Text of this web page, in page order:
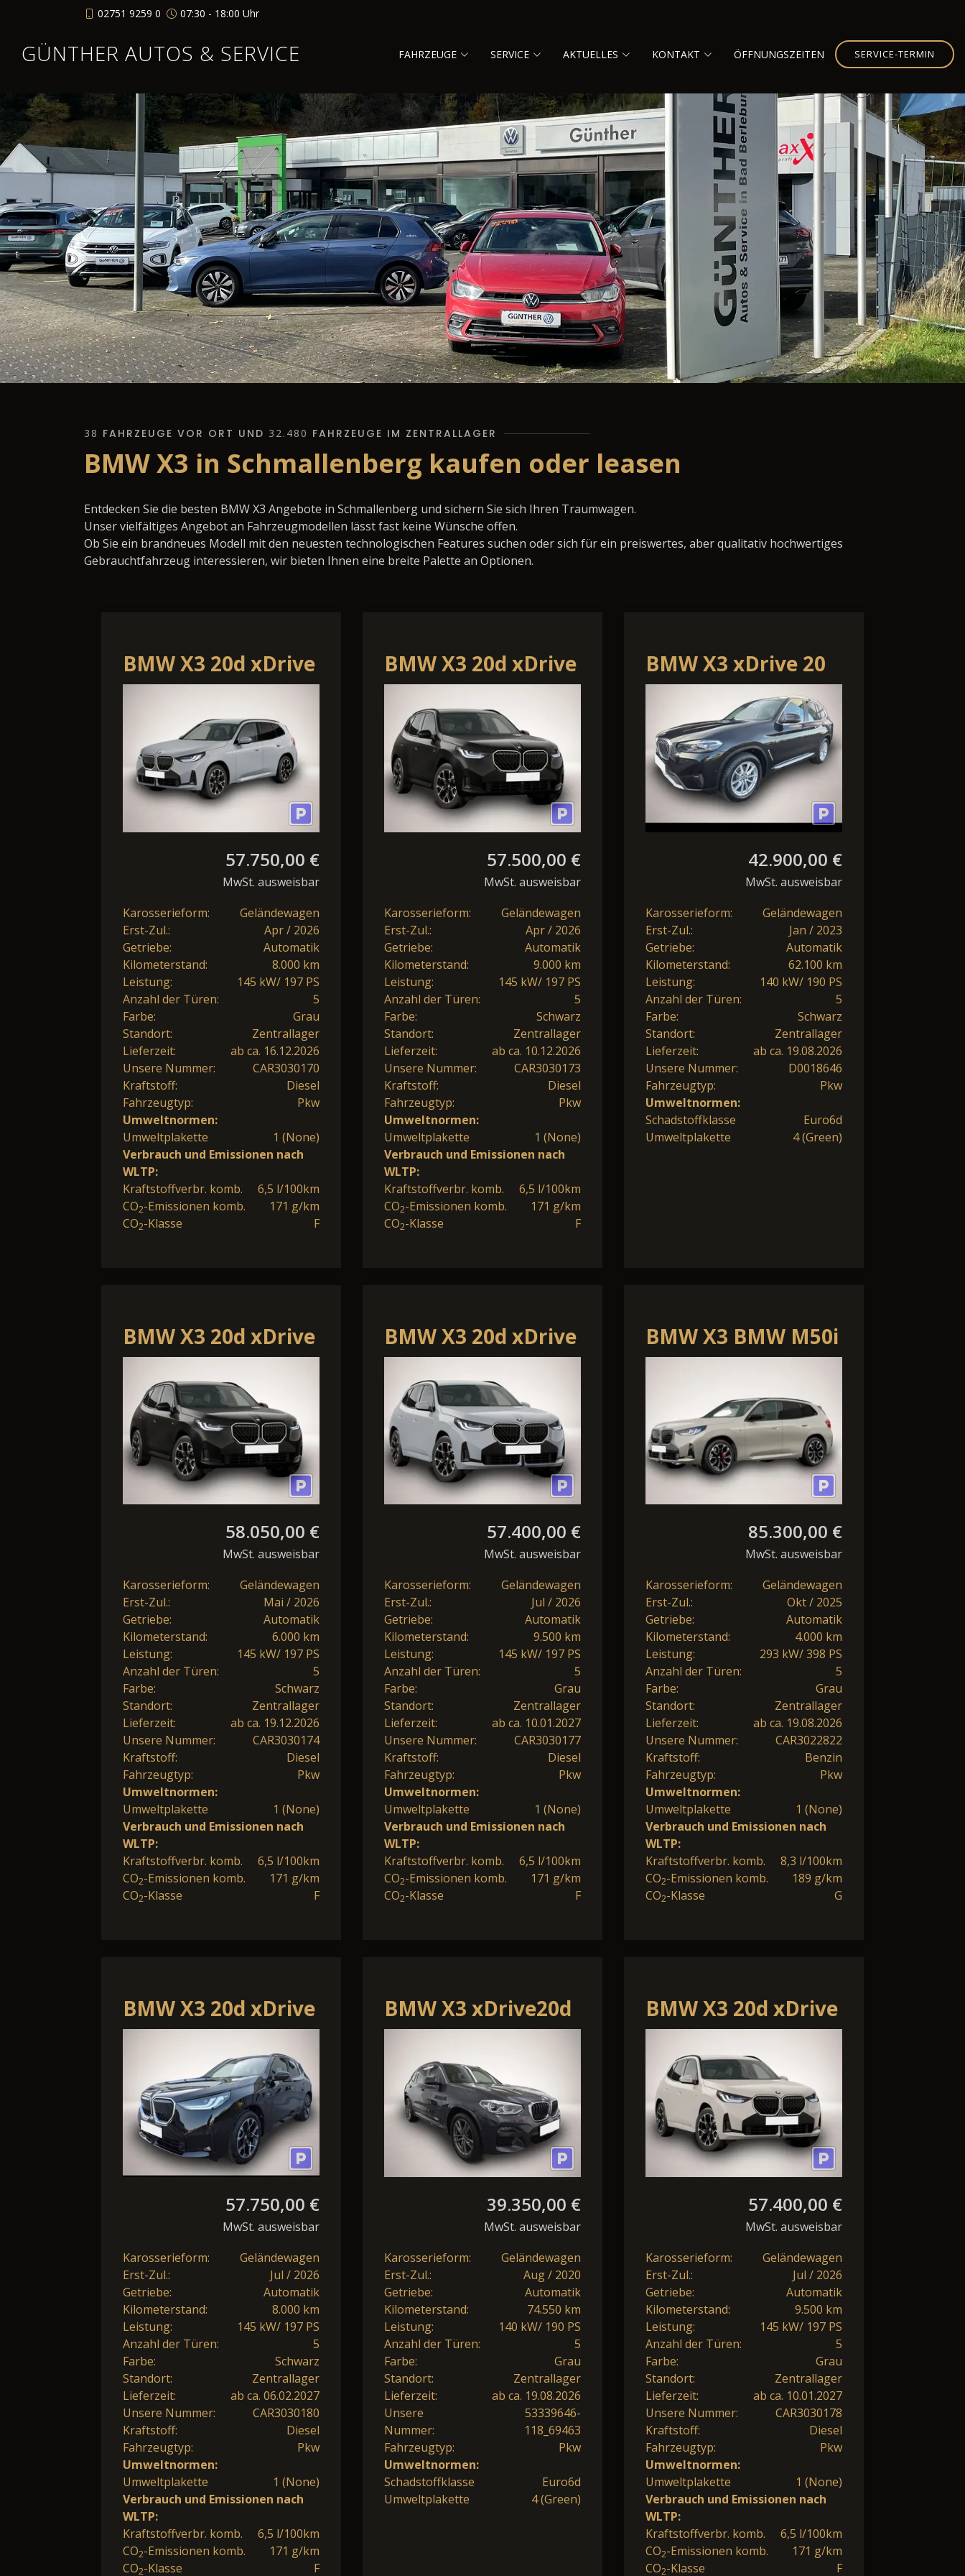
02751 9259 0 07:30 - 18:00 Uhr
GÜNTHER AUTOS & SERVICE FAHRZEUGE SERVICE AKTUELLES KONTAKT ÖFFNUNGSZEITEN SERVICE-TERMIN
38 FAHRZEUGE VOR ORT UND 32.480 FAHRZEUGE IM ZENTRALLAGER
BMW X3 in Schmallenberg kaufen oder leasen
Entdecken Sie die besten BMW X3 Angebote in Schmallenberg und sichern Sie sich Ihren Traumwagen.
Unser vielfältiges Angebot an Fahrzeugmodellen lässt fast keine Wünsche offen.
Ob Sie ein brandneues Modell mit den neuesten technologischen Features suchen oder sich für ein preiswertes, aber qualitativ hochwertiges
Gebrauchtfahrzeug interessieren, wir bieten Ihnen eine breite Palette an Optionen.
BMW X3 20d xDrive
57.750,00 €
MwSt. ausweisbar
Karosserieform:
Geländewagen
Erst-Zul.:
Apr / 2026
Getriebe:
Automatik
Kilometerstand:
8.000 km
Leistung:
145 kW/ 197 PS
Anzahl der Türen:
5
Farbe:
Grau
Standort:
Zentrallager
Lieferzeit:
ab ca. 16.12.2026
Unsere Nummer:
CAR3030170
Kraftstoff:
Diesel
Fahrzeugtyp:
Pkw
Umweltnormen:
Umweltplakette
1 (None)
Verbrauch und Emissionen nach
WLTP:
Kraftstoffverbr. komb.
6,5 l/100km
CO2-Emissionen komb.
171 g/km
CO2-Klasse F
BMW X3 20d xDrive
57.500,00 €
MwSt. ausweisbar
Karosserieform:
Geländewagen
Erst-Zul.:
Apr / 2026
Getriebe:
Automatik
Kilometerstand:
9.000 km
Leistung:
145 kW/ 197 PS
Anzahl der Türen:
5
Farbe:
Schwarz
Standort:
Zentrallager
Lieferzeit:
ab ca. 10.12.2026
Unsere Nummer:
CAR3030173
Kraftstoff:
Diesel
Fahrzeugtyp:
Pkw
Umweltnormen:
Umweltplakette
1 (None)
Verbrauch und Emissionen nach
WLTP:
Kraftstoffverbr. komb.
6,5 l/100km
CO2-Emissionen komb.
171 g/km
CO2-Klasse F
BMW X3 xDrive 20
d Mild-Hybrid 2.0
xDrive KAM AHK LE
42.900,00 €
MwSt. ausweisbar
Karosserieform:
Geländewagen
Erst-Zul.:
Jan / 2023
Getriebe:
Automatik
Kilometerstand:
62.100 km
Leistung:
140 kW/ 190 PS
Anzahl der Türen:
5
Farbe:
Schwarz
Standort:
Zentrallager
Lieferzeit:
ab ca. 19.08.2026
Unsere Nummer:
D0018646
Fahrzeugtyp:
Pkw
Umweltnormen:
Schadstoffklasse
Euro6d
Umweltplakette
4 (Green)
BMW X3 20d xDrive
58.050,00 €
MwSt. ausweisbar
Karosserieform:
Geländewagen
Erst-Zul.:
Mai / 2026
Getriebe:
Automatik
Kilometerstand:
6.000 km
Leistung:
145 kW/ 197 PS
Anzahl der Türen:
5
Farbe:
Schwarz
Standort:
Zentrallager
Lieferzeit:
ab ca. 19.12.2026
Unsere Nummer:
CAR3030174
Kraftstoff:
Diesel
Fahrzeugtyp:
Pkw
Umweltnormen:
Umweltplakette
1 (None)
Verbrauch und Emissionen nach
WLTP:
Kraftstoffverbr. komb.
6,5 l/100km
CO2-Emissionen komb.
171 g/km
CO2-Klasse F
BMW X3 20d xDrive
57.400,00 €
MwSt. ausweisbar
Karosserieform:
Geländewagen
Erst-Zul.:
Jul / 2026
Getriebe:
Automatik
Kilometerstand:
9.500 km
Leistung:
145 kW/ 197 PS
Anzahl der Türen:
5
Farbe:
Grau
Standort:
Zentrallager
Lieferzeit:
ab ca. 10.01.2027
Unsere Nummer:
CAR3030177
Kraftstoff:
Diesel
Fahrzeugtyp:
Pkw
Umweltnormen:
Umweltplakette
1 (None)
Verbrauch und Emissionen nach
WLTP:
Kraftstoffverbr. komb.
6,5 l/100km
CO2-Emissionen komb.
171 g/km
CO2-Klasse F
BMW X3 BMW M50i
293 kW (398 PS) 8-
Gang Steptronic xD
85.300,00 €
MwSt. ausweisbar
Karosserieform:
Geländewagen
Erst-Zul.:
Okt / 2025
Getriebe:
Automatik
Kilometerstand:
4.000 km
Leistung:
293 kW/ 398 PS
Anzahl der Türen:
5
Farbe:
Grau
Standort:
Zentrallager
Lieferzeit:
ab ca. 19.08.2026
Unsere Nummer:
CAR3022822
Kraftstoff:
Benzin
Fahrzeugtyp:
Pkw
Umweltnormen:
Umweltplakette
1 (None)
Verbrauch und Emissionen nach
WLTP:
Kraftstoffverbr. komb.
8,3 l/100km
CO2-Emissionen komb.
189 g/km
CO2-Klasse G
BMW X3 20d xDrive
57.750,00 €
MwSt. ausweisbar
Karosserieform:
Geländewagen
Erst-Zul.:
Jul / 2026
Getriebe:
Automatik
Kilometerstand:
8.000 km
Leistung:
145 kW/ 197 PS
Anzahl der Türen:
5
Farbe:
Schwarz
Standort:
Zentrallager
Lieferzeit:
ab ca. 06.02.2027
Unsere Nummer:
CAR3030180
Kraftstoff:
Diesel
Fahrzeugtyp:
Pkw
Umweltnormen:
Umweltplakette
1 (None)
Verbrauch und Emissionen nach
WLTP:
Kraftstoffverbr. komb.
6,5 l/100km
CO2-Emissionen komb.
171 g/km
CO2-Klasse F
BMW X3 xDrive20d
Aut. M Sport RFK
AHK NAVI LED
39.350,00 €
MwSt. ausweisbar
Karosserieform:
Geländewagen
Erst-Zul.:
Aug / 2020
Getriebe:
Automatik
Kilometerstand:
74.550 km
Leistung:
140 kW/ 190 PS
Anzahl der Türen:
5
Farbe:
Grau
Standort:
Zentrallager
Lieferzeit:
ab ca. 19.08.2026
Unsere
Nummer:
53339646-
118_69463
Fahrzeugtyp:
Pkw
Umweltnormen:
Schadstoffklasse
Euro6d
Umweltplakette
4 (Green)
BMW X3 20d xDrive
57.400,00 €
MwSt. ausweisbar
Karosserieform:
Geländewagen
Erst-Zul.:
Jul / 2026
Getriebe:
Automatik
Kilometerstand:
9.500 km
Leistung:
145 kW/ 197 PS
Anzahl der Türen:
5
Farbe:
Grau
Standort:
Zentrallager
Lieferzeit:
ab ca. 10.01.2027
Unsere Nummer:
CAR3030178
Kraftstoff:
Diesel
Fahrzeugtyp:
Pkw
Umweltnormen:
Umweltplakette
1 (None)
Verbrauch und Emissionen nach
WLTP:
Kraftstoffverbr. komb.
6,5 l/100km
CO2-Emissionen komb.
171 g/km
CO2-Klasse F